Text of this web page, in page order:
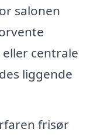
salonen
centrale
liggende
frisør